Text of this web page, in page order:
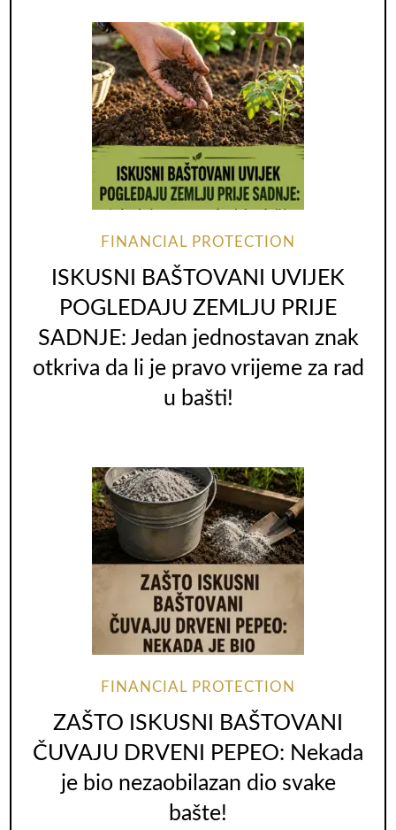
FINANCIAL PROTECTION
ISKUSNI BAŠTOVANI UVIJEK
POGLEDAJU ZEMLJU PRIJE
SADNJE: Jedan jednostavan znak
otkriva da li je pravo vrijeme za rad
u bašti!
FINANCIAL PROTECTION
ZAŠTO ISKUSNI BAŠTOVANI
ČUVAJU DRVENI PEPEO: Nekada
je bio nezaobilazan dio svake
bašte!